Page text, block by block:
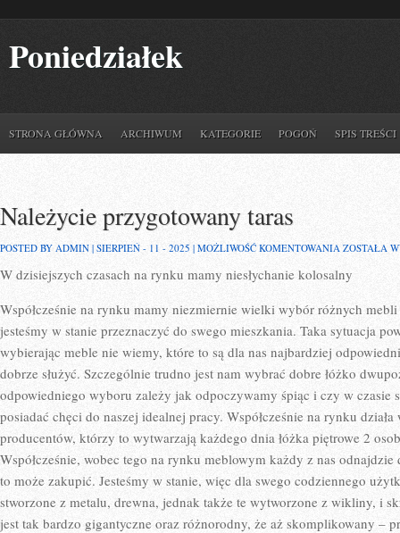
Poniedziałek
STRONA GŁÓWNA ARCHIWUM KATEGORIE POGOŃ SPIS TREŚCI
Należycie przygotowany taras
POSTED BY ADMIN | SIERPIEŃ - 11 - 2025 | MOŻLIWOŚĆ KOMENTOWANIA NALEŻYCIE
TARAS
ZOSTAŁA
W dzisiejszych czasach na rynku mamy niesłychanie kolosalny
Współcześnie na rynku mamy niezmiernie wielki wybór różnych
jesteśmy w stanie przeznaczyć do swego mieszkania. Taka sytuacja
wybierając meble nie wiemy, które to są dla nas najbardziej
dobrze służyć. Szczególnie trudno jest nam wybrać dobre łóżko
odpowiedniego wyboru zależy jak odpoczywamy śpiąc i czy w czasie
posiadać chęci do naszej idealnej pracy. Współcześnie na rynku
producentów, którzy to wytwarzają każdego dnia łóżka piętrowe 2
Współcześnie, wobec tego na rynku meblowym każdy z nas
to może zakupić. Jesteśmy w stanie, więc dla swego codziennego
stworzone z metalu, drewna, jednak także te wytworzone z wikliny, i
jest tak bardzo gigantyczne oraz różnorodny, że aż skomplikowany –